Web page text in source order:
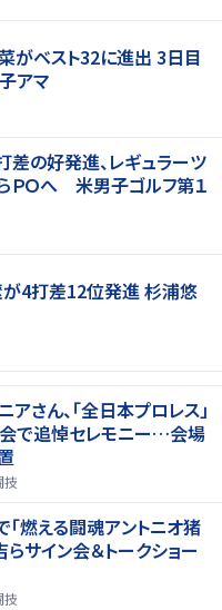
がベスト32に進出 3日目
アマ
の好発進、レギュラーツ
ＰＯへ 米男子ゴルフ第１
が4打差12位発進 杉浦悠
アさん、「全日本プロレス」
会で追悼セレモニー…会場
技
燃える闘魂アントニオ猪
サイン会＆トークショー
技